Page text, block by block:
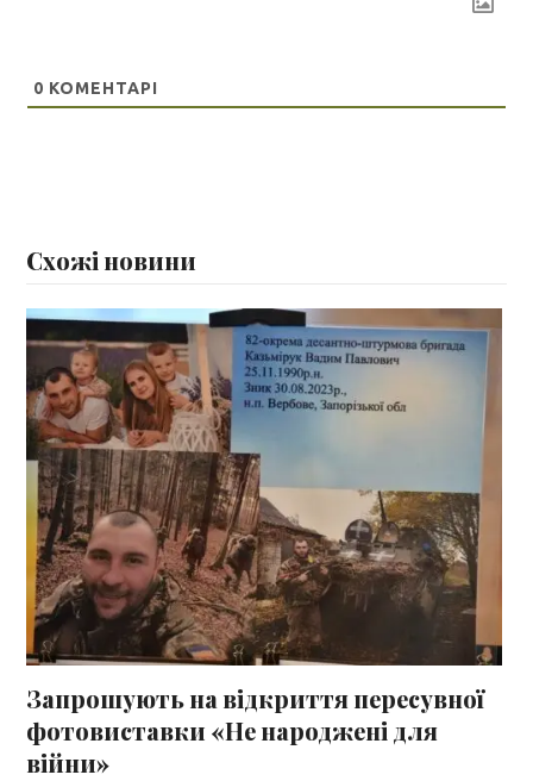
0 КОМЕНТАРІ
Схожі новини
Запрошують на відкриття пересувної
фотовиставки «Не народжені для
війни»